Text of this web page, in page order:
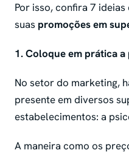
Por isso, confira 7
suas promoções em
1. Coloque em prática
No setor do marketing,
presente em diversos
estabelecimentos: a
A maneira como os